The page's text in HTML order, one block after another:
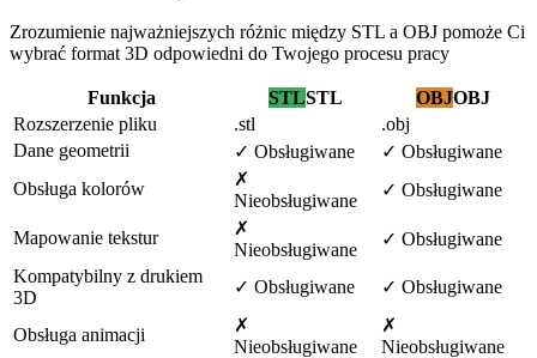
Zrozumienie najważniejszych różnic między STL a OBJ pomoże Ci
wybrać format 3D odpowiedni do Twojego procesu pracy
Funkcja STLSTL OBJOBJ
Rozszerzenie pliku
.stl
.obj
Dane geometrii
✓ Obsługiwane ✓ Obsługiwane
Obsługa kolorów
✗
Nieobsługiwane
✓ Obsługiwane
Mapowanie tekstur
✗
Nieobsługiwane
✓ Obsługiwane
Kompatybilny z drukiem
3D
✓ Obsługiwane ✓ Obsługiwane
Obsługa animacji
✗
Nieobsługiwane
✗
Nieobsługiwane